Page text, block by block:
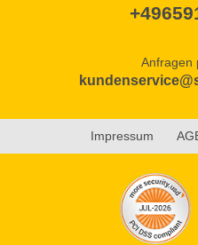
Anfragen
Impressum